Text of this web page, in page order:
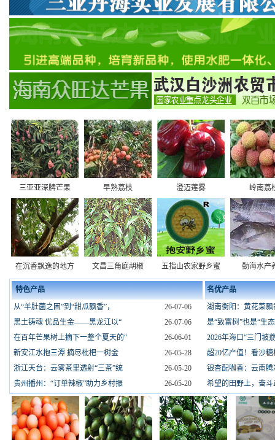
三亚亚深牌芒果 早熟荔枝 澄迈莲雾 岭南荔
在沉香飘逸的地方 文昌三角庭胡椒 五指山农家野乡蜜 勤海水产
特色产品
从“羊肚菌之困”到“甜瓜飘香”，
26-07-06
黑土铸魂 优品生金——黑龙江以“
26-07-06
在百年芒果树上摘下一整个夏天的“
26-06-01
新安江水抱三潭 摘尽枇杷一树金
26-05-28
浙江天台：云雾茶里透射“三茶”统
26-05-20
贵州播州：“订单辣椒”助力乡村振
26-05-20
名优产品
湖南衡阳：黄花菜飘
是“致富树”也是“生
2026年海口“三门坡
超20亿产值！看沙糖
银杏配咖香：云南腾
希望的田野上，奋斗